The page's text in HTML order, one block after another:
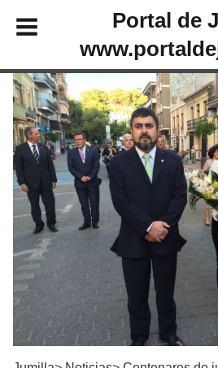
Portal de